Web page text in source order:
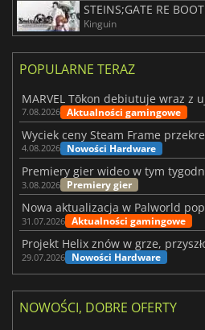
STEINS;GATE RE BOOT
Kinguin
POPULARNE TERAZ
7.08.2026 Aktualności gamingowe
4.08.2026 Nowości Hardware
3.08.2026 Premiery gier
31.07.2026 Aktualności gamingowe
29.07.2026 Nowości Hardware
NOWOŚCI, DOBRE OFERTY